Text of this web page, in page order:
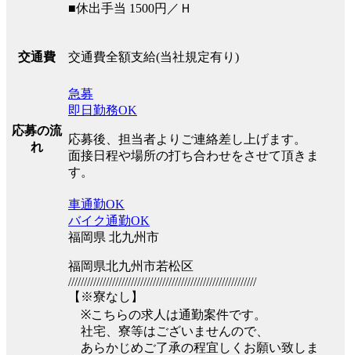
■休出手当 1500円／Ｈ
交通費 交通費全額支給(当社規定有り)
応募の流
れ
急募
即日勤務OK
応募後、担当者よりご連絡差し上げます。
面接日程や場所の打ち合わせをさせて頂きま
す。
車通勤OK
バイク通勤OK
福岡県 北九州市
福岡県北九州市若松区
////////////////////////////////////////////////////////////
【※寮なし】
※こちらの求人は通勤案件です。
社宅、寮等はございませんので、
あらかじめご了承の程宜しくお願い致しま